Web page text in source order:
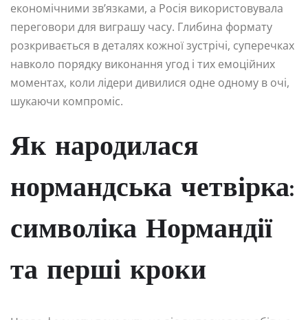
економічними зв’язками, а Росія використовувала
переговори для виграшу часу. Глибина формату
розкривається в деталях кожної зустрічі, суперечках
навколо порядку виконання угод і тих емоційних
моментах, коли лідери дивилися одне одному в очі,
шукаючи компроміс.
Як народилася
нормандська четвірка:
символіка Нормандії
та перші кроки